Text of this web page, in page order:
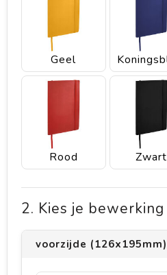
Geel
Rood Zwart
2. Kies je bewerking
voorzijde (126x195mm)